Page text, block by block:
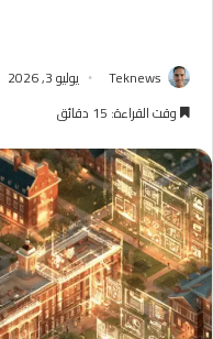
Teknews يوليو 3, 2026
وقت القراءة: 15 دقائق